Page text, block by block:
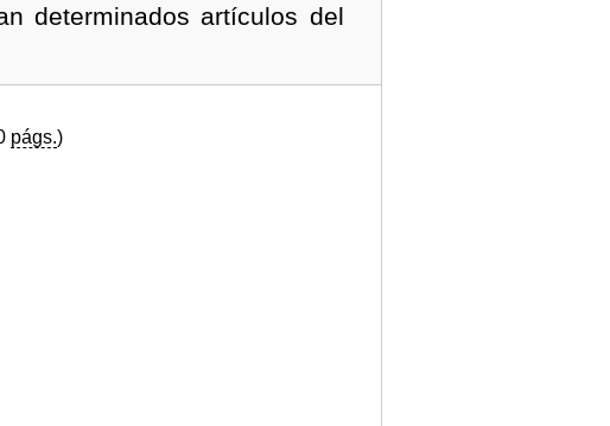
determinados artículos del
págs.)